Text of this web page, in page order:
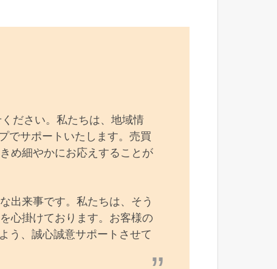
ださい。私たちは、地域情
でサポートいたします。売買
め細やかにお応えすることが
出来事です。私たちは、そう
心掛けております。お客様の
う、誠心誠意サポートさせて